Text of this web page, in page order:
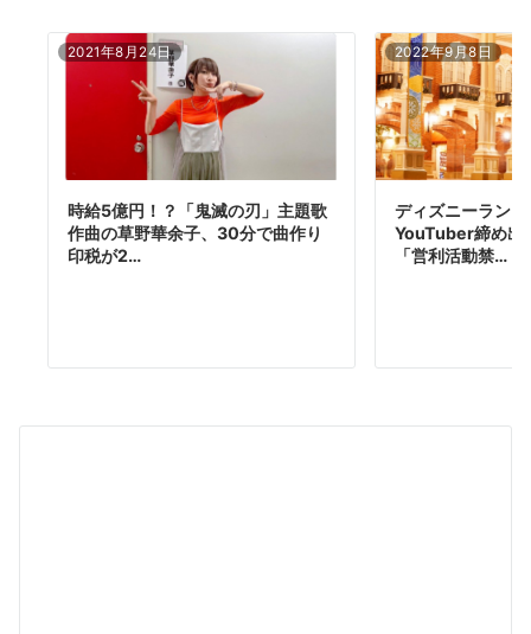
2021年8月24日
時給5億円！？「鬼滅の刃」主題歌
作曲の草野華余子、30分で曲作り
印税が2…
2022年9月8日
ディズニーラン
YouTuber締め
「営利活動禁…